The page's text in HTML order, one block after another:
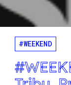
#WEEKEND